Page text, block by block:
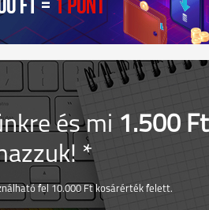
és mi 1.500 Ft
*
fel 10.000 Ft kosárérték felett.